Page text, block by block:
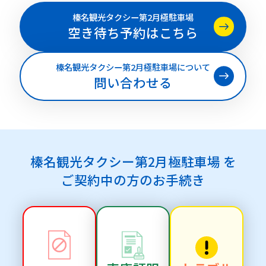
榛名観光タクシー第2月極駐車場
空き待ち予約はこちら
榛名観光タクシー第2月極駐車場について
問い合わせる
榛名観光タクシー第2月極駐車場 を
ご契約中の方のお手続き